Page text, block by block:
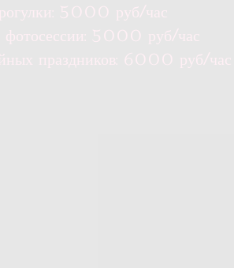
5000 руб/час
фотосессии: 5000 руб/час
праздников: 6000 руб/час